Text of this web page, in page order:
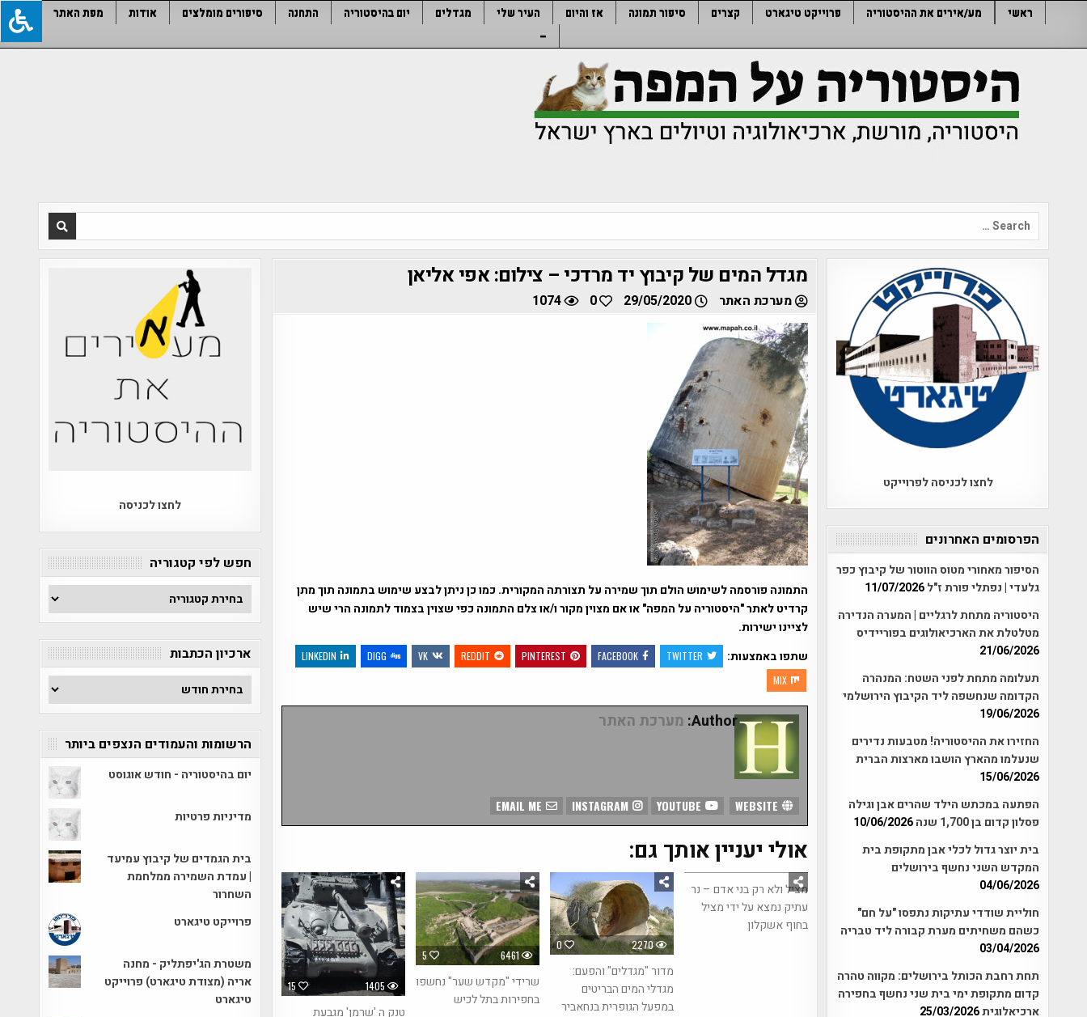
ראשי מע/אירים את ההיסטוריה פרוייקט טיגארט קצרים סיפור תמונה אז והיום העיר שלי מגדלים יום בהיסטוריה התחנה סיפורים מומלצים אודות
מפת האתר
–
Search
for:
מגדל המים של קיבוץ יד מרדכי – צילום: אפי אליאן
מערכת האתר 29/05/2020
0
1074
התמונה פורסמה לשימוש הולם תוך שמירה על תצורתה המקורית. כמו כן ניתן לבצע שימוש בתמונה תוך מתן
קרדיט לאתר "היסטוריה על המפה" או אם מצוין מקור ו/או צלם התמונה כפי שצוין בצמוד לתמונה הרי שיש
לציינו ישירות.
שתפו באמצעות:
TWITTER
FACEBOOK
PINTEREST
REDDIT
VK
DIGG
LINKEDIN
MIX
Author: מערכת האתר
INSTAGRAM
אולי יעניין אותך גם:
15 1405
טנק ה 'שרמן' מגבעת
5 6461
שרידי "מקדש שער" נחשפו
בחפירות בתל לכיש
0 2270
מדור "מגדלים" והפעם:
מגדלי המים הבריטים
במפעל הגופרית בנחאביר
מציל ולא רק בני אדם – נר
עתיק נמצא על ידי מציל
בחוף אשקלון
לחצו לכניסה לפרוייקט
הפרסומים האחרונים
הסיפור מאחורי מטוס הווטור של קיבוץ כפר
גלעדי | נפתלי פורת ז"ל11/07/2026
היסטוריה מתחת לרגליים | המערה הנדירה
מטלטלת את הארכיאולוגים בפוריידיס
21/06/2026
תעלומה מתחת לפני השטח: המנהרה
הקדומה שנחשפה ליד הקיבוץ הירושלמי
19/06/2026
החזירו את ההיסטוריה! מטבעות נדירים
שנעלמו מהארץ הושבו מארצות הברית
15/06/2026
הפתעה במכתש הילד שהרים אבן וגילה
פסלון קדום בן 1,700 שנה
10/06/2026
בית יוצר גדול לכלי אבן מתקופת בית
המקדש השני נחשף בירושלים
04/06/2026
חוליית שודדי עתיקות נתפסו "על חם"
כשהם משחיתים מערת קבורה ליד טבריה
03/04/2026
תחת רחבת הכותל בירושלים: מקווה טהרה
קדום מתקופת ימי בית שני נחשף בחפירה
ארכיאלוגית25/03/2026
לחצו לכניסה
חפש לפי קטגוריה
חפש
לפי
קטגוריה
ארכיון הכתבות
ארכיון
הכתבות
הרשומות והעמודים הנצפים ביותר
יום בהיסטוריה - חודש אוגוסט
מדיניות פרטיות
בית הגמדים של קיבוץ עמיעד
| עמדת השמירה ממלחמת
השחרור
פרוייקט טיגארט
משטרת הג'יפתליק - מחנה
אריה (מצודת טיגארט) פרוייקט
טיגארט